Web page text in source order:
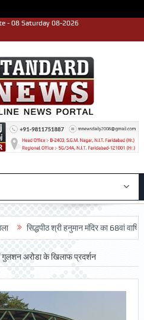
- 08 Saturday 08-2026
सिद्धपीठ श्री हनुमान मंदिर का 68वां
अरोडा के खिलाफ प्रदर्शन